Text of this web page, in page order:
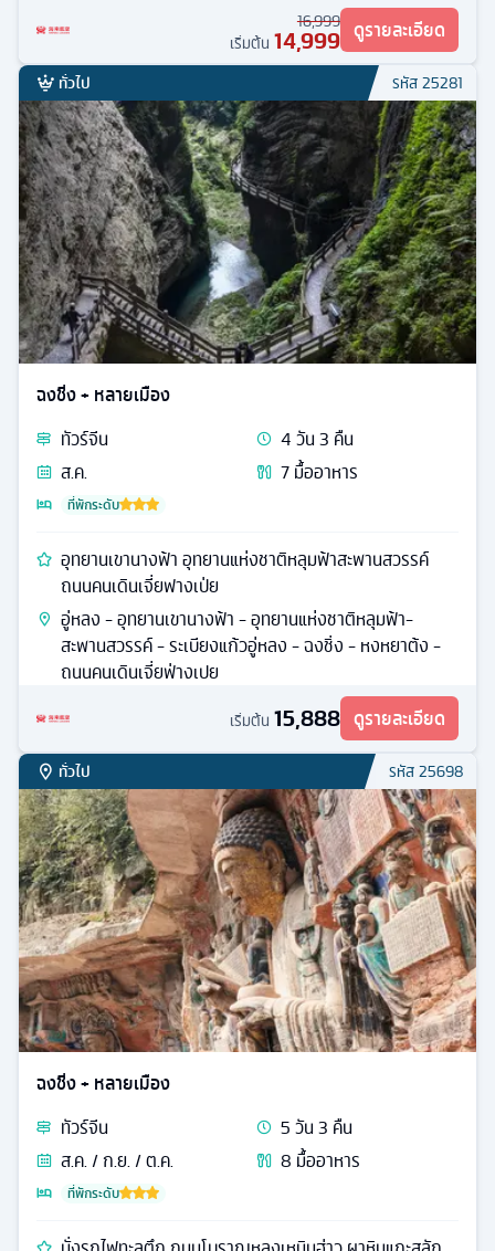
16,999
เริ่มต้น 14,999 ดูรายละเอียด
ทั่วไป รหัส25281
ฉงชิ่ง + หลายเมือง
ทัวร์จีน 4วัน3 คืน
ส.ค.
7มื้ออาหาร
ที่พักระดับ
อุทยานเขานางฟ้า อุทยานแห่งชาติหลุมฟ้าสะพานสวรรค์
ถนนคนเดินเจี่ยฟางเป่ย
อู่หลง - อุทยานเขานางฟ้า - อุทยานแห่งชาติหลุมฟ้า-
สะพานสวรรค์ - ระเบียงแก้วอู่หลง - ฉงชิ่ง - หงหยาต้ง -
ถนนคนเดินเจี่ยฟ่างเปย
เริ่มต้น 15,888 ดูรายละเอียด
ทั่วไป รหัส25698
ฉงชิ่ง + หลายเมือง
ทัวร์จีน 5วัน3 คืน
ส.ค. / ก.ย. / ต.ค.
8 มื้ออาหาร
ที่พักระดับ